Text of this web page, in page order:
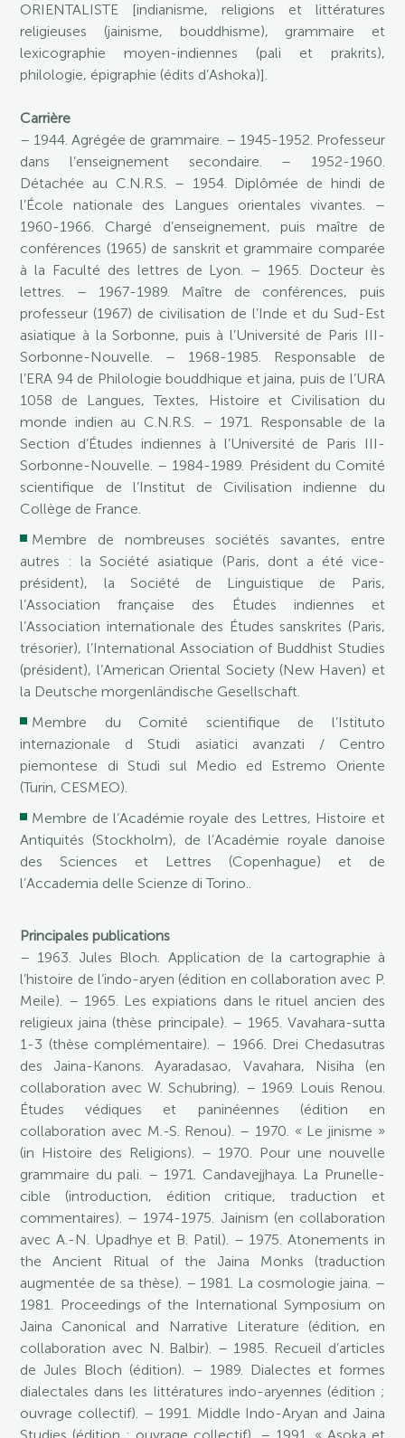
ORIENTALISTE [indianisme, religions et littératures
religieuses (jainisme, bouddhisme), grammaire et
lexicographie moyen-indiennes (pali et prakrits),
philologie, épigraphie (édits d’Ashoka)].
Carrière
– 1944. Agrégée de grammaire. – 1945-1952. Professeur
dans l’enseignement secondaire. – 1952-1960.
Détachée au C.N.R.S. – 1954. Diplômée de hindi de
l’École nationale des Langues orientales vivantes. –
1960-1966. Chargé d’enseignement, puis maître de
conférences (1965) de sanskrit et grammaire comparée
à la Faculté des lettres de Lyon. – 1965. Docteur ès
lettres. – 1967-1989. Maître de conférences, puis
professeur (1967) de civilisation de l’Inde et du Sud-Est
asiatique à la Sorbonne, puis à l’Université de Paris III-
Sorbonne-Nouvelle. – 1968-1985. Responsable de
l’ERA 94 de Philologie bouddhique et jaina, puis de l’URA
1058 de Langues, Textes, Histoire et Civilisation du
monde indien au C.N.R.S. – 1971. Responsable de la
Section d’Études indiennes à l’Université de Paris III-
Sorbonne-Nouvelle. – 1984-1989. Président du Comité
scientifique de l’Institut de Civilisation indienne du
Collège de France.
Membre de nombreuses sociétés savantes, entre
autres : la Société asiatique (Paris, dont a été vice-
président), la Société de Linguistique de Paris,
l’Association française des Études indiennes et
l’Association internationale des Études sanskrites (Paris,
trésorier), l’International Association of Buddhist Studies
(président), l’American Oriental Society (New Haven) et
la Deutsche morgenländische Gesellschaft.
Membre du Comité scientifique de l’Istituto
internazionale d Studi asiatici avanzati / Centro
piemontese di Studi sul Medio ed Estremo Oriente
(Turin, CESMEO).
Membre de l’Académie royale des Lettres, Histoire et
Antiquités (Stockholm), de l’Académie royale danoise
des Sciences et Lettres (Copenhague) et de
l’Accademia delle Scienze di Torino..
Principales publications
– 1963. Jules Bloch. Application de la cartographie à
l’histoire de l’indo-aryen (édition en collaboration avec P.
Meile). – 1965. Les expiations dans le rituel ancien des
religieux jaina (thèse principale). – 1965. Vavahara-sutta
1-3 (thèse complémentaire). – 1966. Drei Chedasutras
des Jaina-Kanons. Ayaradasao, Vavahara, Nisiha (en
collaboration avec W. Schubring). – 1969. Louis Renou.
Études védiques et paninéennes (édition en
collaboration avec M.-S. Renou). – 1970. « Le jinisme »
(in Histoire des Religions). – 1970. Pour une nouvelle
grammaire du pali. – 1971. Candavejjhaya. La Prunelle-
cible (introduction, édition critique, traduction et
commentaires). – 1974-1975. Jainism (en collaboration
avec A.-N. Upadhye et B. Patil). – 1975. Atonements in
the Ancient Ritual of the Jaina Monks (traduction
augmentée de sa thèse). – 1981. La cosmologie jaina. –
1981. Proceedings of the International Symposium on
Jaina Canonical and Narrative Literature (édition, en
collaboration avec N. Balbir). – 1985. Recueil d’articles
de Jules Bloch (édition). – 1989. Dialectes et formes
dialectales dans les littératures indo-aryennes (édition ;
ouvrage collectif). – 1991. Middle Indo-Aryan and Jaina